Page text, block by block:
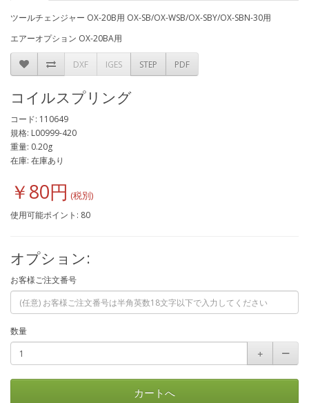
ツールチェンジャー OX-20B用 OX-SB/OX-WSB/OX-SBY/OX-SBN-30用
エアーオプション OX-20BA用
DXF IGES STEP PDF
コイルスプリング
コード: 110649
規格: L00999-420
重量: 0.20g
在庫: 在庫あり
￥80円
使用可能ポイント: 80
オプション:
お客様ご注文番号
数量
＋
ー
カートへ